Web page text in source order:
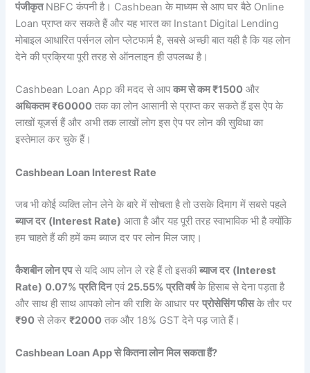
पंजीकृतNBFC कंपनी है। Cashbean के माध्यम से आप घर बैठे Online
Loan प्राप्त कर सकते हैं और यह भारत का Instant Digital Lending
मोबाइल आधारित पर्सनल लोन प्लेटफार्म है, सबसे अच्छी बात यही है कि यह लोन
देने की प्रक्रिया पूरी तरह से ऑनलाइन ही उपलब्ध है।
Cashbean Loan App की मदद से आपकम से कम ₹1500 और
अधिकतम ₹60000 तक का लोन आसानी से प्राप्त कर सकते हैं इस ऐप के
लाखों यूजर्स हैं और अभी तक लाखों लोग इस ऐप पर लोन की सुविधा का
इस्तेमाल कर चुके हैं।
Cashbean Loan Interest Rate
जब भी कोई व्यक्ति लोन लेने के बारे में सोचता है तो उसके दिमाग में सबसे पहले
ब्याज दर (Interest Rate) आता है और यह पूरी तरह स्वाभाविक भी है क्योंकि
हम चाहते हैं की हमें कम ब्याज दर पर लोन मिल जाए।
कैशबीन लोन एपसे यदि आप लोन ले रहे हैं तो इसकीब्याज दर (Interest
Rate) 0.07% प्रति दिनएवं 25.55% प्रति वर्षके हिसाब से देना पड़ता है
और साथ ही साथ आपको लोन की राशि के आधार परप्रोसेसिंग फीसके तौर पर
₹90 से लेकर₹2000 तक और 18% GST देने पड़ जाते हैं।
Cashbean Loan App से कितना लोन मिल सकता हैं?